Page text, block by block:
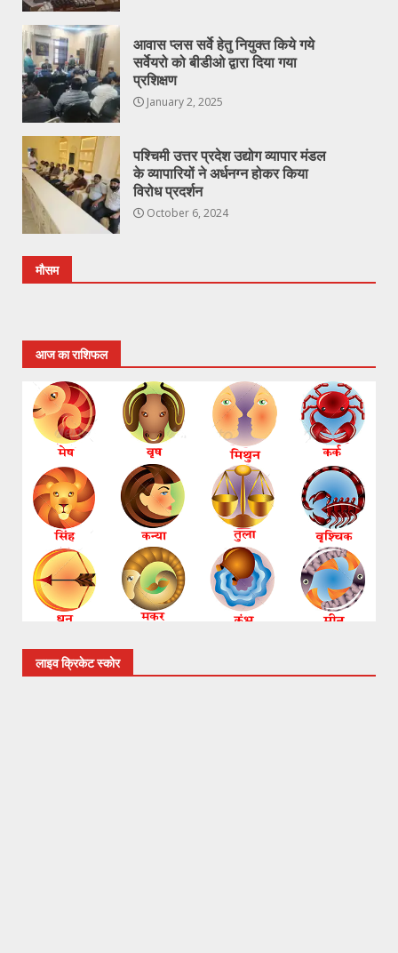
आवास प्लस सर्वे हेतु नियुक्त किये गये
सर्वेयरो को बीडीओ द्वारा दिया गया
प्रशिक्षण
January 2, 2025
पश्चिमी उत्तर प्रदेश उद्योग व्यापार मंडल
के व्यापारियों ने अर्धनग्न होकर किया
विरोध प्रदर्शन
October 6, 2024
मौसम
आज का राशिफल
लाइव क्रिकेट स्कोर